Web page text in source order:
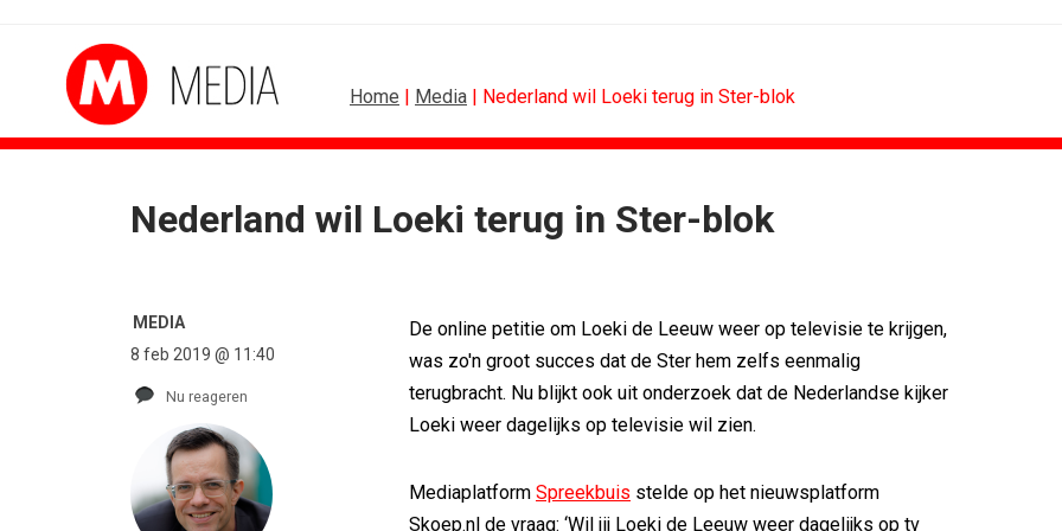
Home | Media | Nederland wil Loeki terug in Ster-blok
Nederland wil Loeki terug in Ster-blok
MEDIA
8 feb 2019 @ 11:40
Nu reageren
De online petitie om Loeki de Leeuw weer op televisie te krijgen,
was zo'n groot succes dat de Ster hem zelfs eenmalig
terugbracht. Nu blijkt ook uit onderzoek dat de Nederlandse kijker
Loeki weer dagelijks op televisie wil zien.
Mediaplatform Spreekbuis stelde op het nieuwsplatform
Skoep.nl de vraag: ‘Wil jij Loeki de Leeuw weer dagelijks op tv
BUREAUS
Horecapartijen starten campagne voor...
Closed on Monday lanceert eigen...
Lamborghini maakt ambitie leidend
CONTENTMARKETING
Lawa, Woed en NowNow winnen...
Inschrijvingen Grand Prix Content...
Substack breidt uit in Nederland met...
WWF en CPNB introduceren Groene...
PRO bouwt identiteit rond
Coca-Cola: verpakking
Blond Amsterdam
Porsche kiest emotie
KNVB toont Oranje-
Studenten filteren sigaret